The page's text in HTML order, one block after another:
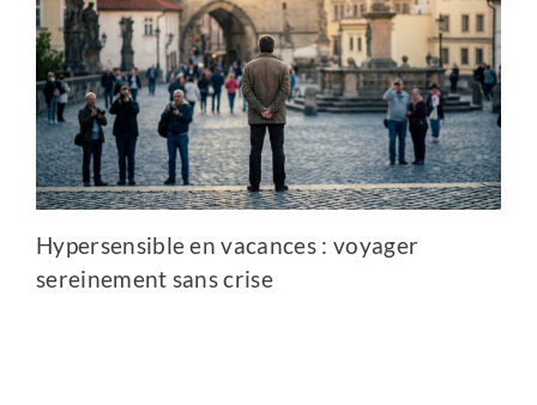
Hypersensible en vacances : voyager
sereinement sans crise